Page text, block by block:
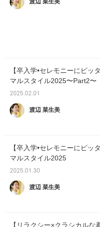
渡辺 菜生美
【卒入学•セレモニーにピッ
マルスタイル2025〜Part2〜
2025.02.01
渡辺 菜生美
【卒入学•セレモニーにピッ
マルスタイル2025
2025.01.30
渡辺 菜生美
【リラクシー×クラシカルな